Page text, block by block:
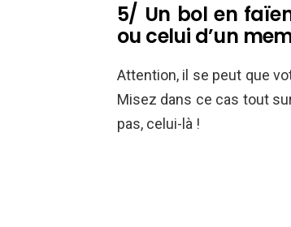
5/ Un bol en
ou celui d’un
Attention, il se peut que
Misez dans ce cas tout
pas, celui-là !